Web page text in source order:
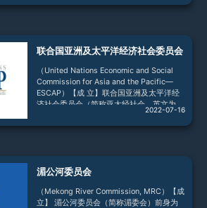
设施互联互通；与其他多边和双边开发机构
人】 金立群任首任行长，任期5年。2020
立群为亚投行第二任行长，
联合国亚洲及太平洋经济社会委员会
（United Nations Economic and Social
Commission for Asia and the Pacific—
ESCAP）【成 立】联合国亚洲及太平洋经
济社会委员会（简称亚太经社会，英文为
United Nations Economic and Social
Commission for Asia and the Pacific—
理事会下属5个区
2022-07-16
湄公河委员会
（Mekong River Commission, MRC）【成
立】 湄公河委员会（简称湄委会）前身为